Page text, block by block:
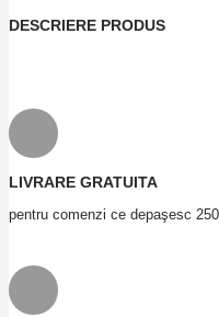
DESCRIERE PRODUS
LIVRARE GRATUITA
pentru comenzi ce depaşesc